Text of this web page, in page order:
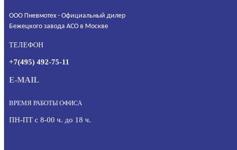
ООО Пневмотех - Официальный дилер
Бежецкого завода АСО в Москве
ТЕЛЕФОН
+7(495) 492-75-11
E-MAIL
ВРЕМЯ РАБОТЫ ОФИСА
ПН-ПТ с 8-00 ч. до 18 ч.